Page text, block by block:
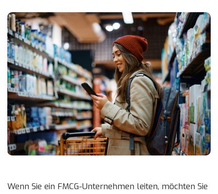
Wenn Sie ein FMCG-Unternehmen leiten, möchten Sie